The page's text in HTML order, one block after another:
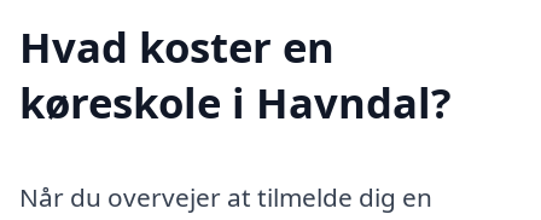
Hvad koster en
køreskole i Havndal?
Når du overvejer at tilmelde dig en